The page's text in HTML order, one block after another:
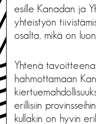
esille Kanadan ja
yhteistyön
osalta, mikä on
Yhtenä
hahmottamaan
erillisiin
kullakin on hyvin